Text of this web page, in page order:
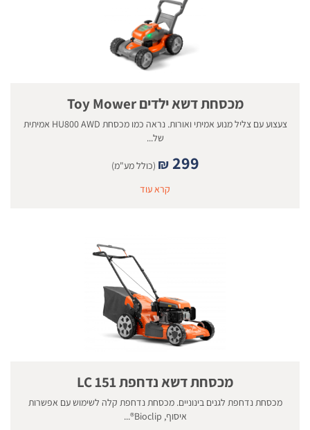
מכסחת דשא ילדים Toy Mower
צעצוע עם צליל מנוע אמיתי ואורות. נראה כמו מכסחת HU800 AWD אמיתית
של...
₪ 299
(כולל מע"מ)
קרא עוד
מכסחת דשא נדחפת LC 151
מכסחת נדחפת לגנים בינוניים. מכסחת נדחפת קלה לשימוש עם אפשרות
איסוף, Bioclip®...